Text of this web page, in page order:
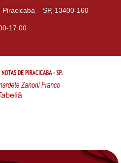
– SP, 13400-160
17:00